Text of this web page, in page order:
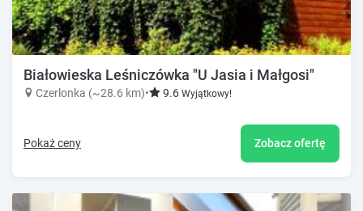
Białowieska Leśniczówka "U Jasia i Małgosi"
Czerlonka (~28.6 km)• 9.6 Wyjątkowy!
Pokaż ceny Zobacz ofertę